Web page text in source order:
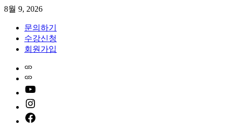
Skip
content
8월 9, 2026
문의하기
수강신청
회원가입